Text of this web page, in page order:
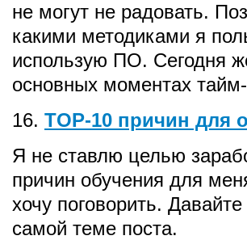
не могут не радовать.
какими методиками я
использую ПО. Сегодня
основных моментах
16. TOP-10 причин для
Я не ставлю целью
причин обучения для
хочу поговорить.
самой теме поста.